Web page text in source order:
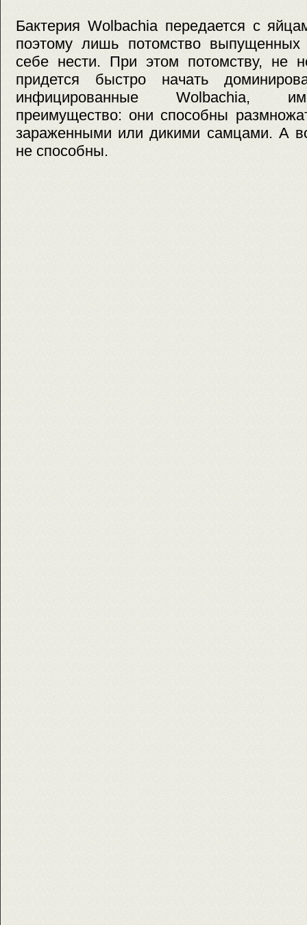
Бактерия Wolbachia передается с
поэтому лишь потомство
себе нести. При этом потомству, не
придется быстро начать
инфицированные Wolbachia,
преимущество: они способны
зараженными или дикими самцами. А
не способны.